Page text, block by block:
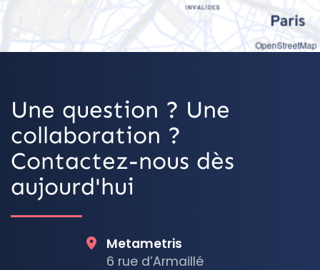
OpenStreetMap
Une question ? Une
collaboration ?
Contactez-nous dès
aujourd'hui
Metametris
6 rue d’Armaillé